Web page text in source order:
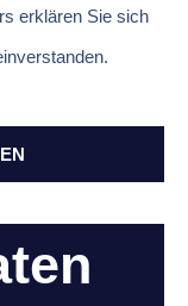
erklären Sie sich